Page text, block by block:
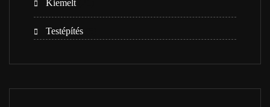
Kiemelt(21)
Testépítés